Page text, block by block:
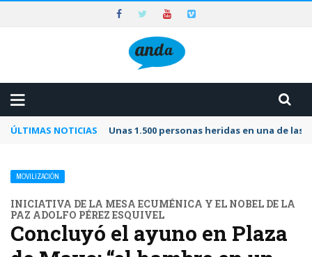
ÚLTIMAS NOTICIAS Unas 1.500 personas heridas en una de
MOVILIZACIÓN
INICIATIVA DE LA MESA ECUMÉNICA Y EL NOBEL DE LA
PAZ ADOLFO PÉREZ ESQUIVEL
Concluyó el ayuno en Plaza